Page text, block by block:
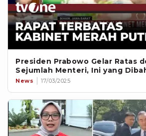
Presiden Prabowo Gelar Ratas
Sejumlah Menteri, Ini yang
News 17/03/2025